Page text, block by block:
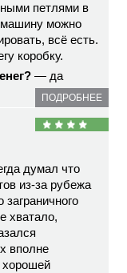
петлями в
можно
всё есть.
коробку.
— да
ПОДРОБНЕЕ
думал что
из-за рубежа
хватало,
вполне
хорошей